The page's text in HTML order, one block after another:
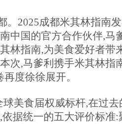
。2025成都米其林指南
中国的官方合作伙伴,马
林指南,为美食爱好者带
次,马爹利携手米其林指
度徐徐展开。
美食届权威标杆,在过
据统一的五大评价标准